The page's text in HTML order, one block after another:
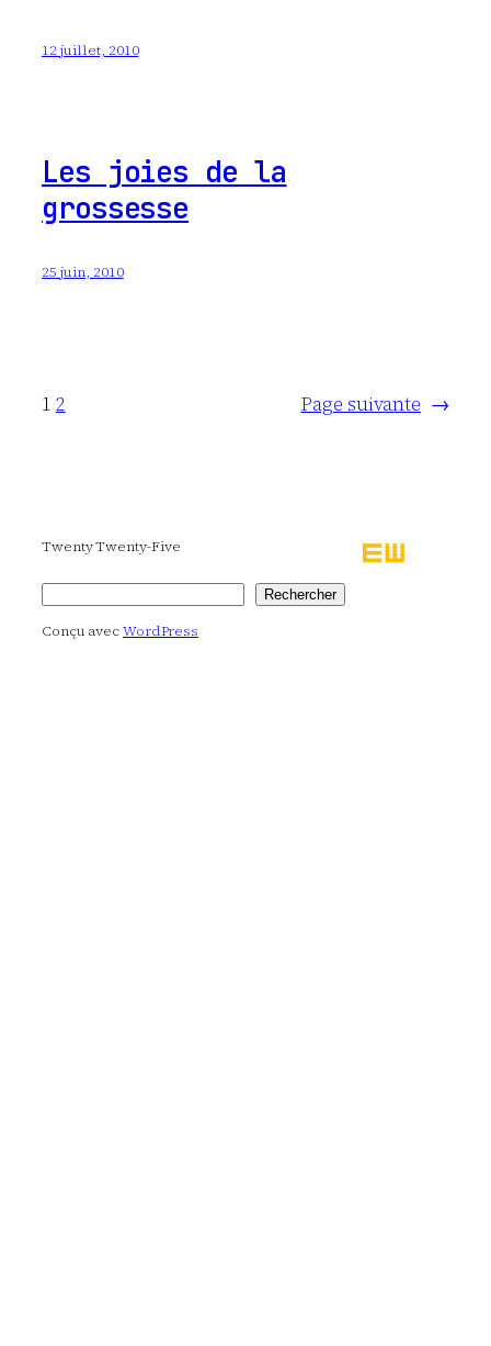
12 juillet, 2010
Les joies de la
grossesse
25 juin, 2010
1 2 Page suivante →
Twenty Twenty-Five
Rechercher
Conçu avecWordPress